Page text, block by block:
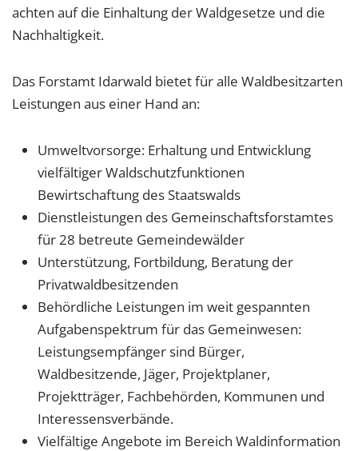
achten auf die Einhaltung der Waldgesetze und die
Nachhaltigkeit.
Das Forstamt Idarwald bietet für alle Waldbesitzarten
Leistungen aus einer Hand an:
Umweltvorsorge: Erhaltung und Entwicklung
vielfältiger Waldschutzfunktionen
Bewirtschaftung des Staatswalds
Dienstleistungen des Gemeinschaftsforstamtes
für 28 betreute Gemeindewälder
Unterstützung, Fortbildung, Beratung der
Privatwaldbesitzenden
Behördliche Leistungen im weit gespannten
Aufgabenspektrum für das Gemeinwesen:
Leistungsempfänger sind Bürger,
Waldbesitzende, Jäger, Projektplaner,
Projektträger, Fachbehörden, Kommunen und
Interessensverbände.
Vielfältige Angebote im Bereich Waldinformation
Cookie Laufzeit:
1 Jahr
EXTERNE MEDIEN
diesen externen Medien Cookies gesetzt.
YouTube
Vimeo